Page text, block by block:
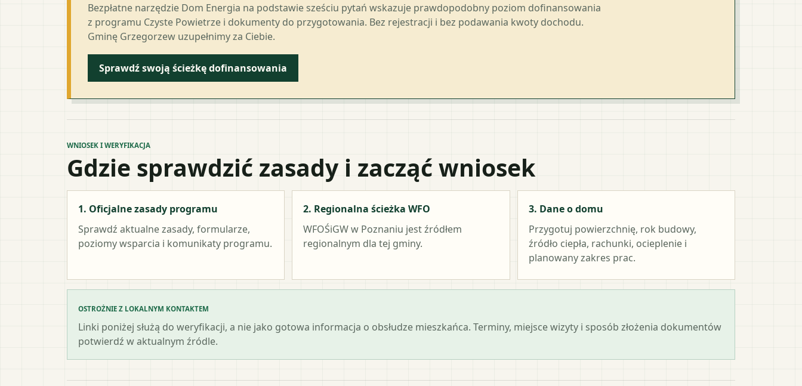
Bezpłatne narzędzie Dom Energia na podstawie sześciu pytań wskazuje prawdopodobny poziom dofinansowania
z programu Czyste Powietrze i dokumenty do przygotowania. Bez rejestracji i bez podawania kwoty dochodu.
Gminę Grzegorzew uzupełnimy za Ciebie.
Sprawdź swoją ścieżkę dofinansowania
WNIOSEK I WERYFIKACJA
Gdzie sprawdzić zasady i zacząć wniosek
1. Oficjalne zasady programu
Sprawdź aktualne zasady, formularze,
poziomy wsparcia i komunikaty programu.
2. Regionalna ścieżka WFO
WFOŚiGW w Poznaniu jest źródłem
regionalnym dla tej gminy.
3. Dane o domu
Przygotuj powierzchnię, rok budowy,
źródło ciepła, rachunki, ocieplenie i
planowany zakres prac.
OSTROŻNIE Z LOKALNYM KONTAKTEM
Linki poniżej służą do weryfikacji, a nie jako gotowa informacja o obsłudze mieszkańca. Terminy, miejsce wizyty i sposób złożenia dokumentów
potwierdź w aktualnym źródle.